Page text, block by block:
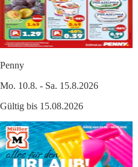
Penny
Mo. 10.8. - Sa. 15.8.2026
Gültig bis 15.08.2026